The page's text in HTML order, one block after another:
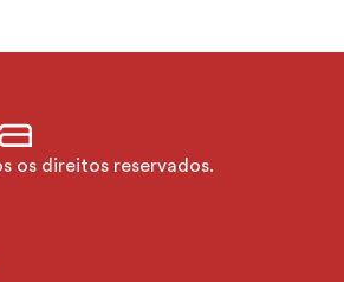
os direitos reservados.